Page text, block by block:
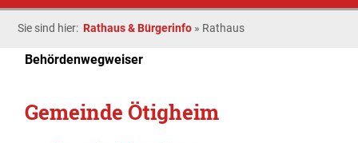
Sie sind hier: Rathaus & Bürgerinfo » Rathaus
Behördenwegweiser
Gemeinde Ötigheim